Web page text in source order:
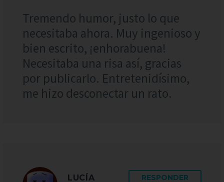
Tremendo humor, justo lo que
necesitaba ahora. Muy ingenioso y
bien escrito, ¡enhorabuena!
Necesitaba una risa así, gracias
por publicarlo. Entretenidísimo,
me hizo desconectar un rato.
LUCÍA RESPONDER